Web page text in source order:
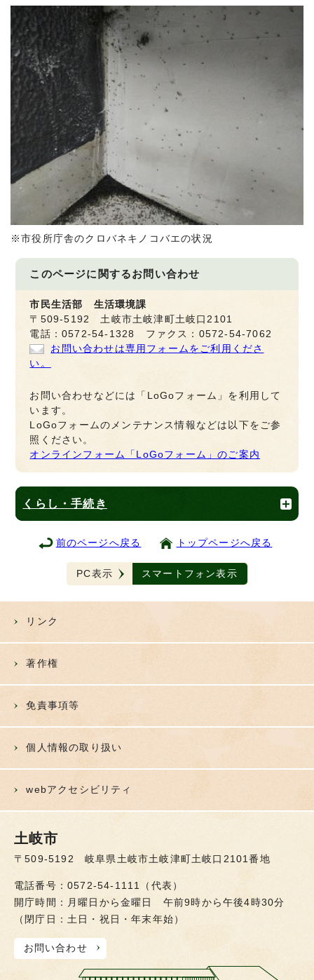
※市役所庁舎のクロバネキノコバエの状況
このページに関するお問い合わせ
市民生活部 生活環境課
〒509-5192 土岐市土岐津町土岐口2101
電話：0572-54-1328 ファクス：0572-54-7062
お問い合わせは専用フォームをご利用くださ
い。
お問い合わせなどには「LoGoフォーム」を利用して
います。
LoGoフォームのメンテナンス情報などは以下をご参
照ください。
オンラインフォーム「LoGoフォーム」のご案内
くらし・手続き
前のページへ戻る トップページへ戻る
PC表示 スマートフォン表示
リンク
著作権
免責事項等
個人情報の取り扱い
webアクセシビリティ
土岐市
〒509-5192 岐阜県土岐市土岐津町土岐口2101番地
電話番号：0572-54-1111（代表）
開庁時間：月曜日から金曜日 午前9時から午後4時30分
（閉庁日：土日・祝日・年末年始）
お問い合わせ